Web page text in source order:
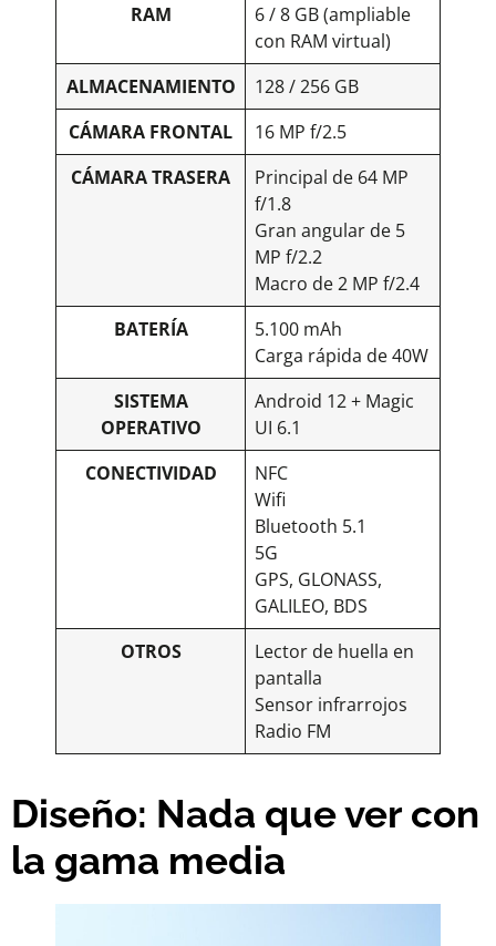
RAM
6 / 8 GB (ampliable
con RAM virtual)
ALMACENAMIENTO
128 / 256 GB
CÁMARA FRONTAL
16 MP f/2.5
CÁMARA TRASERA
Principal de 64 MP
f/1.8
Gran angular de 5
MP f/2.2
Macro de 2 MP f/2.4
BATERÍA
5.100 mAh
Carga rápida de 40W
SISTEMA
OPERATIVO
Android 12 + Magic
UI 6.1
CONECTIVIDAD
NFC
Wifi
Bluetooth 5.1
5G
GPS, GLONASS,
GALILEO, BDS
OTROS
Lector de huella en
pantalla
Sensor infrarrojos
Radio FM
Diseño: Nada que ver con
la gama media